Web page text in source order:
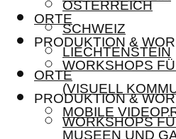
ORTE
PRODUKTION &
WORKSHOPS
(VISUELL
MOBILE
MUSEEN UND
ÖSTERREICH
SCHWEIZ
LIECHTENSTEIN
ORTE
PRODUKTION &
WORKSHOPS